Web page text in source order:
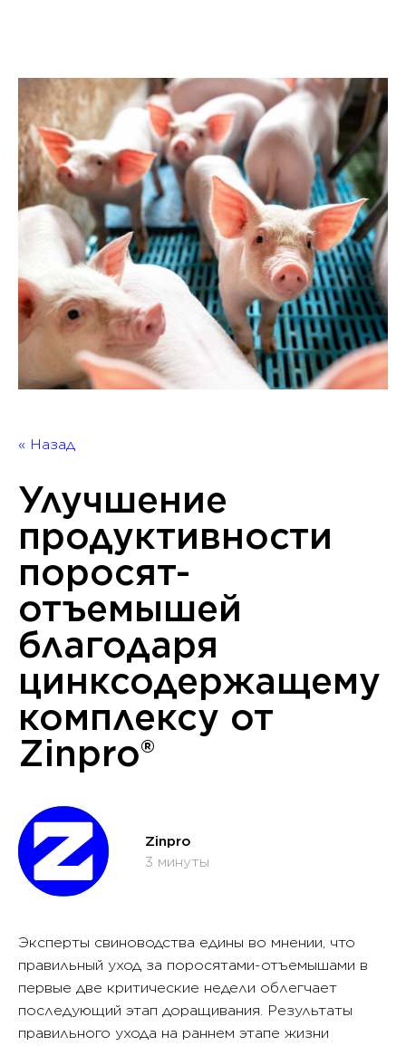
« Назад
Улучшение
продуктивности
поросят-
отъемышей
благодаря
цинксодержащему
комплексу от
Zinpro®
Zinpro
3 минуты
Эксперты свиноводства едины во мнении, что
правильный уход за поросятами-отъемышами в
первые две критические недели облегчает
последующий этап доращивания. Результаты
правильного ухода на раннем этапе жизни